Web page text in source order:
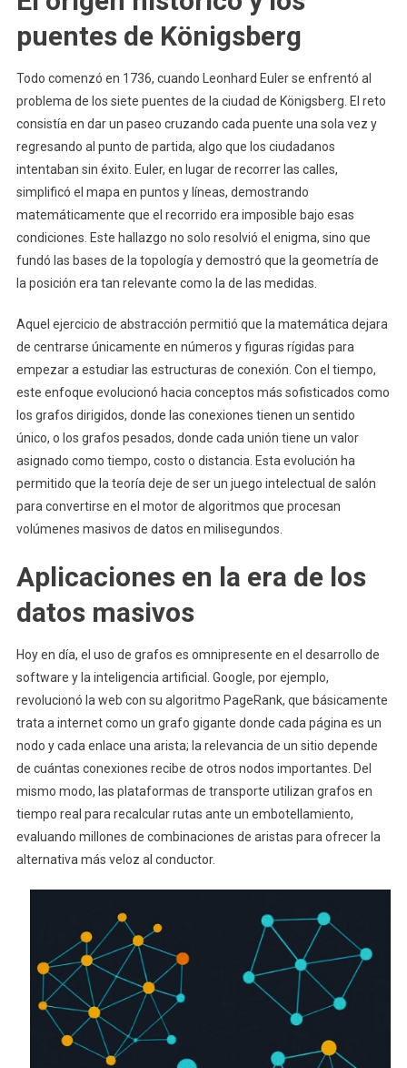
puentes de Königsberg
Todo comenzó en 1736, cuando Leonhard Euler se enfrentó al
problema de los siete puentes de la ciudad de Königsberg. El reto
consistía en dar un paseo cruzando cada puente una sola vez y
regresando al punto de partida, algo que los ciudadanos
intentaban sin éxito. Euler, en lugar de recorrer las calles,
simplificó el mapa en puntos y líneas, demostrando
matemáticamente que el recorrido era imposible bajo esas
condiciones. Este hallazgo no solo resolvió el enigma, sino que
fundó las bases de la topología y demostró que la geometría de
la posición era tan relevante como la de las medidas.
Aquel ejercicio de abstracción permitió que la matemática dejara
de centrarse únicamente en números y figuras rígidas para
empezar a estudiar las estructuras de conexión. Con el tiempo,
este enfoque evolucionó hacia conceptos más sofisticados como
los grafos dirigidos, donde las conexiones tienen un sentido
único, o los grafos pesados, donde cada unión tiene un valor
asignado como tiempo, costo o distancia. Esta evolución ha
permitido que la teoría deje de ser un juego intelectual de salón
para convertirse en el motor de algoritmos que procesan
volúmenes masivos de datos en milisegundos.
Aplicaciones en la era de los
datos masivos
Hoy en día, el uso de grafos es omnipresente en el desarrollo de
software y la inteligencia artificial. Google, por ejemplo,
revolucionó la web con su algoritmo PageRank, que básicamente
trata a internet como un grafo gigante donde cada página es un
nodo y cada enlace una arista; la relevancia de un sitio depende
de cuántas conexiones recibe de otros nodos importantes. Del
mismo modo, las plataformas de transporte utilizan grafos en
tiempo real para recalcular rutas ante un embotellamiento,
evaluando millones de combinaciones de aristas para ofrecer la
alternativa más veloz al conductor.